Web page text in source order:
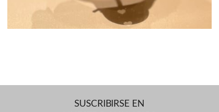
SUSCRIBIRSE EN